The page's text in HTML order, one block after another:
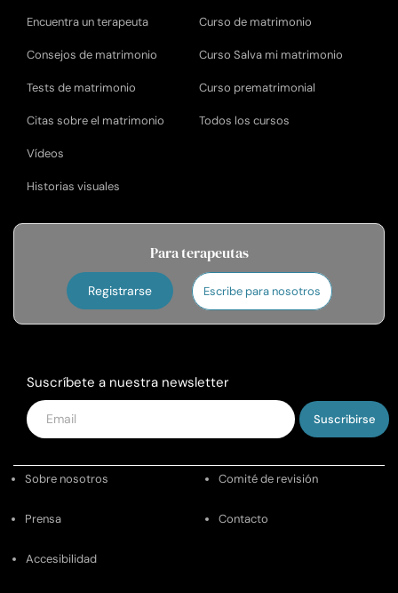
Encuentra un terapeuta
Consejos de matrimonio
Tests de matrimonio
Citas sobre el matrimonio
Vídeos
Historias visuales
Curso de matrimonio
Curso Salva mi matrimonio
Curso prematrimonial
Todos los cursos
Para terapeutas
Registrarse Escribe para nosotros
Suscríbete a nuestra newsletter
Introduce
tu
Sobre nosotros Comité de revisión
Prensa Contacto
Accesibilidad